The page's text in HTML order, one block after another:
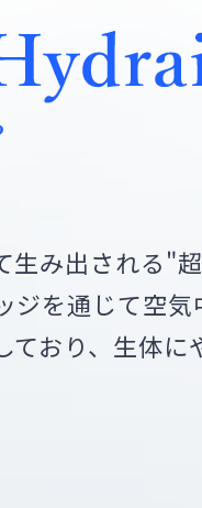
生み出される"
ジを通じて空
ており、生体